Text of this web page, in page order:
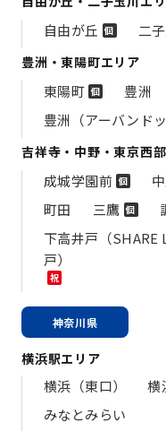
自由が丘 個 二
豊洲・東陽町エリア
東陽町 個
豊洲
豊洲（アーバンド
吉祥寺・中野・東京西
成城学園前 個
町田
三鷹 個
下高井戸（SHARE
戸）
祝
神奈川県
横浜駅エリア
横浜（東口） 横
みなとみらい